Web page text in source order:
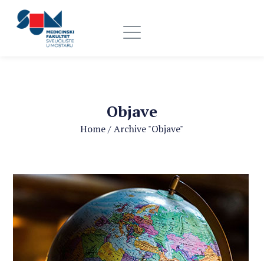
Objave
Home/Archive "Objave"